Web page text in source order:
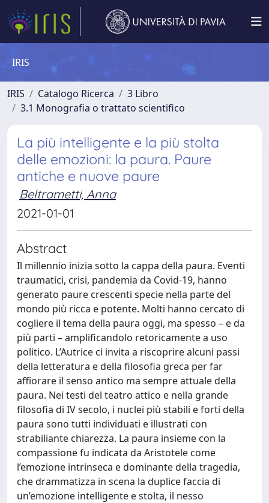
IRIS
IRIS Catalogo Ricerca
3 Libro
3.1 Monografia o trattato scientifico
La più intelligente e la più stolta
delle emozioni: la paura. Paure
antiche e nuove paure
Beltrametti, Anna
2021-01-01
Abstract
Il millennio inizia sotto la cappa della paura. Eventi
traumatici, crisi, pandemia da Covid-19, hanno
generato paure crescenti specie nella parte del
mondo più ricca e potente. Molti hanno cercato di
cogliere il tema della paura oggi, ma spesso – e da
più parti – amplificandolo retoricamente a uso
politico. L’Autrice ci invita a riscoprire alcuni passi
della letteratura e della filosofia greca per far
affiorare il senso antico ma sempre attuale della
paura. Nei testi del teatro attico e nella grande
filosofia di IV secolo, i nuclei più stabili e forti della
paura sono tutti individuati e illustrati con
strabiliante chiarezza. La paura insieme con la
compassione fu indicata da Aristotele come
l’emozione intrinseca e dominante della tragedia,
che drammatizza in scena la duplice faccia di
un’emozione intelligente e stolta, il nesso